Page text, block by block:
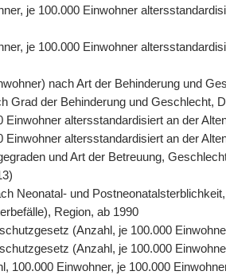
je 100.000 Einwohner
je 100.000 Einwohner
nach Art der Behinderung und
Grad der Behinderung und Geschlecht,
altersstandardisiert an der
altersstandardisiert an der
und Art der Betreuung,
Neonatal- und
Region, ab 1990
(Anzahl, je 100.000
(Anzahl, je 100.000
Einwohner, je 100.000